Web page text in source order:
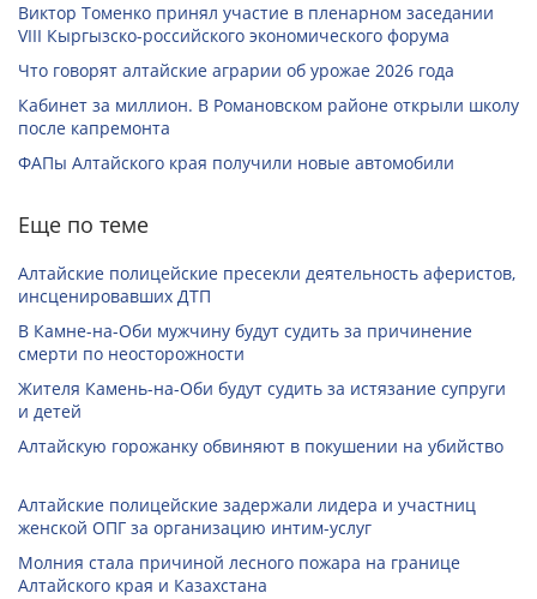
Виктор Томенко принял участие в пленарном заседании
VIII Кыргызско-российского экономического форума
Что говорят алтайские аграрии об урожае 2026 года
Кабинет за миллион. В Романовском районе открыли школу
после капремонта
ФАПы Алтайского края получили новые автомобили
Еще по теме
Алтайские полицейские пресекли деятельность аферистов,
инсценировавших ДТП
В Камне-на-Оби мужчину будут судить за причинение
смерти по неосторожности
Жителя Камень-на-Оби будут судить за истязание супруги
и детей
Алтайскую горожанку обвиняют в покушении на убийство
Алтайские полицейские задержали лидера и участниц
женской ОПГ за организацию интим-услуг
Молния стала причиной лесного пожара на границе
Алтайского края и Казахстана